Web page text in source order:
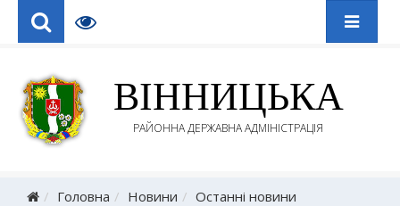
ВІННИЦЬКА
РАЙОННА ДЕРЖАВНА АДМІНІСТРАЦІЯ
Головна Новини Останні новини